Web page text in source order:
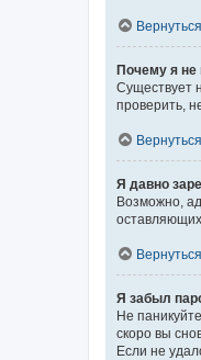
Почему я не
Существует
проверить,
Я давно
Возможно,
Я забыл
Не
скоро вы
Если не